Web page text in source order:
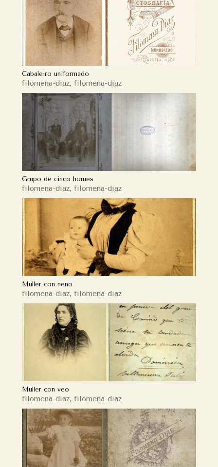
Cabaleiro uniformado
filomena-diaz, filomena-diaz
Grupo de cinco homes
filomena-diaz, filomena-diaz
Muller con neno
filomena-diaz, filomena-diaz
Muller con veo
filomena-diaz, filomena-diaz